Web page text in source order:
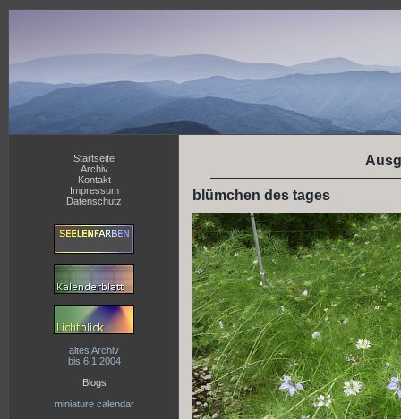
Startseite
Archiv
Kontakt
Impressum
Datenschutz
altes Archiv
bis 6.1.2004
Blogs
miniature calendar
blümchen des tages